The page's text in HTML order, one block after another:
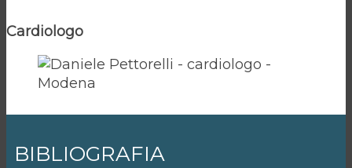
Cardiologo
BIBLIOGRAFIA